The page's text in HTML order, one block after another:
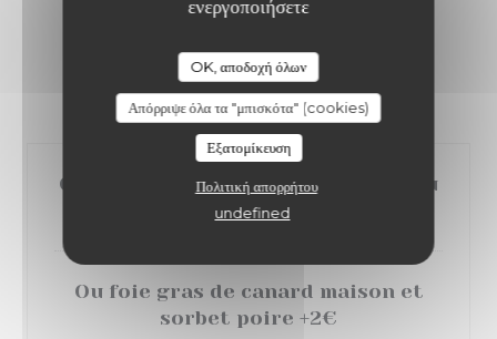
ενεργοποιήσετε
OK, αποδοχή όλων
Απόρριψε όλα τα "μπισκότα" (cookies)
Εξατομίκευση
Πολιτική απορρήτου
undefined
32,00 EUR
Entrée
Ou tartare de thon émulsion à l’eau
de tomates
Ou foie gras de canard maison et
sorbet poire +2€